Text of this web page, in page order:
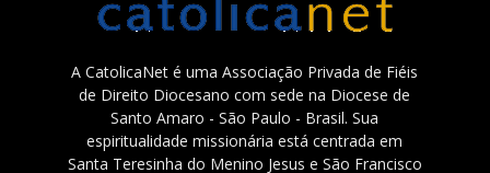
A CatolicaNet é uma Associação Privada de Fiéis
de Direito Diocesano com sede na Diocese de
Santo Amaro - São Paulo - Brasil. Sua
espiritualidade missionária está centrada em
Santa Teresinha do Menino Jesus e São Francisco